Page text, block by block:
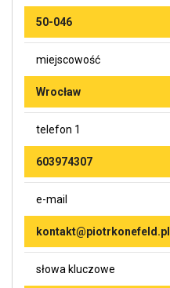
50-046
miejscowość
Wrocław
telefon 1
603974307
e-mail
kontakt@piotrkonefeld.pl
słowa kluczowe